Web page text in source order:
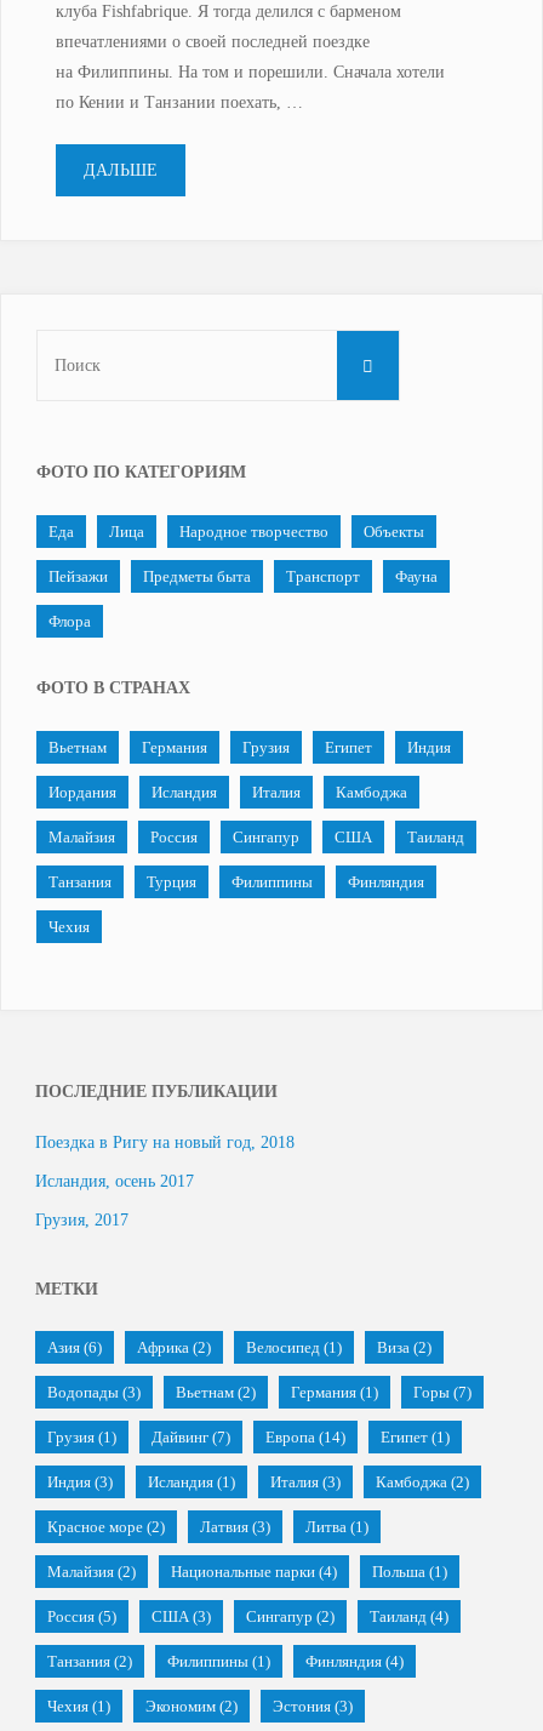
клуба Fishfabrique. Я тогда делился с барменом
впечатлениями о своей последней поездке
на Филиппины. На том и порешили. Сначала хотели
по Кении и Танзании поехать, …
ДАЛЬШЕ"Танзания,
ПОИСК
ФОТО ПО КАТЕГОРИЯМ
Еда Лица Народное творчество Объекты
Пейзажи Предметы быта Транспорт Фауна
Флора
ФОТО В СТРАНАХ
Вьетнам Германия Грузия Египет Индия
Иордания Исландия Италия Камбоджа
Малайзия Россия Сингапур США Таиланд
Танзания Турция Филиппины Финляндия
Чехия
ПОСЛЕДНИЕ ПУБЛИКАЦИИ
Поездка в Ригу на новый год, 2018
Исландия, осень 2017
Грузия, 2017
МЕТКИ
Азия(6) Африка(2) Велосипед(1) Виза(2)
Водопады(3) Вьетнам(2) Германия(1) Горы(7)
Грузия(1) Дайвинг(7) Европа(14) Египет(1)
Индия(3) Исландия(1) Италия(3) Камбоджа(2)
Красное море(2) Латвия(3) Литва(1)
Малайзия(2) Национальные парки(4) Польша(1)
Россия(5) США(3) Сингапур (2) Таиланд(4)
Танзания(2) Филиппины(1) Финляндия(4)
Чехия(1) Экономим(2) Эстония(3)